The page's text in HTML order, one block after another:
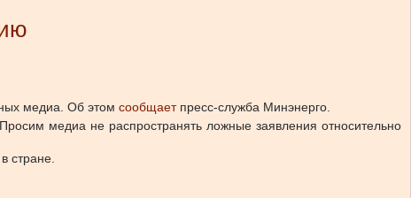
медиа. Об этом сообщает пресс-служба Минэнерго.
медиа не распространять ложные заявления относительно
стране.